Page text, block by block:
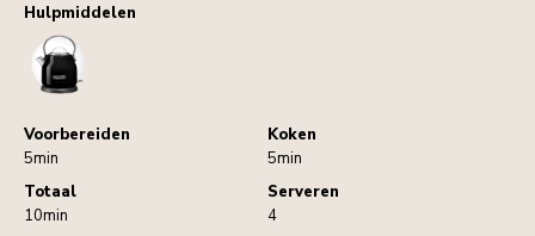
Hulpmiddelen
Kettle
Voorbereiden
5min
Koken
5min
Totaal
10min
Serveren
4